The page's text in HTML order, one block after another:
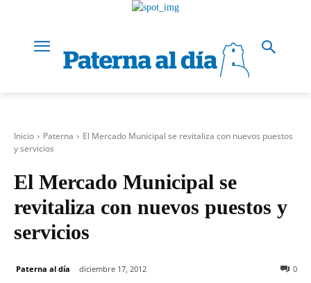
Inicio Paterna
El Mercado Municipal se revitaliza con nuevos puestos
y servicios
El Mercado Municipal se
revitaliza con nuevos puestos y
servicios
Paterna al día diciembre 17, 2012 0